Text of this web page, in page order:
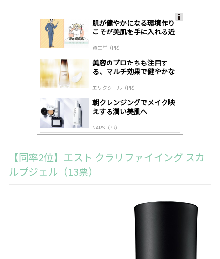
肌が健やかになる環境作り
こそが美肌を手に入れる近
資生堂（PR）
美容のプロたちも注目す
る、マルチ効果で健やかな
エリクシール（PR）
朝クレンジングでメイク映
えする潤い美肌へ
NARS（PR）
【同率2位】エスト クラリファイイング スカ
ルプジェル（13票）